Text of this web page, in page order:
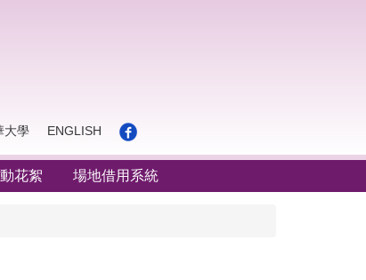
大學 ENGLISH
花絮 場地借用系統